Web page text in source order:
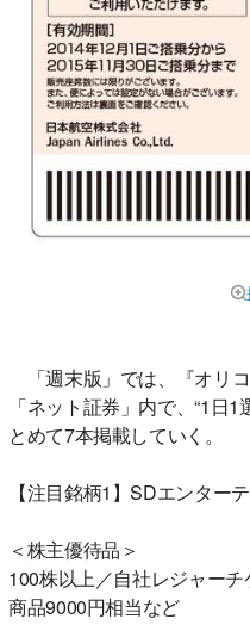
「週末版」では、『オリ
「ネット証券」内で、“1日
とめて7本掲載していく。
【注目銘柄1】SDエンター
＜株主優待品＞
100株以上／自社レジャー
商品9000円相当など